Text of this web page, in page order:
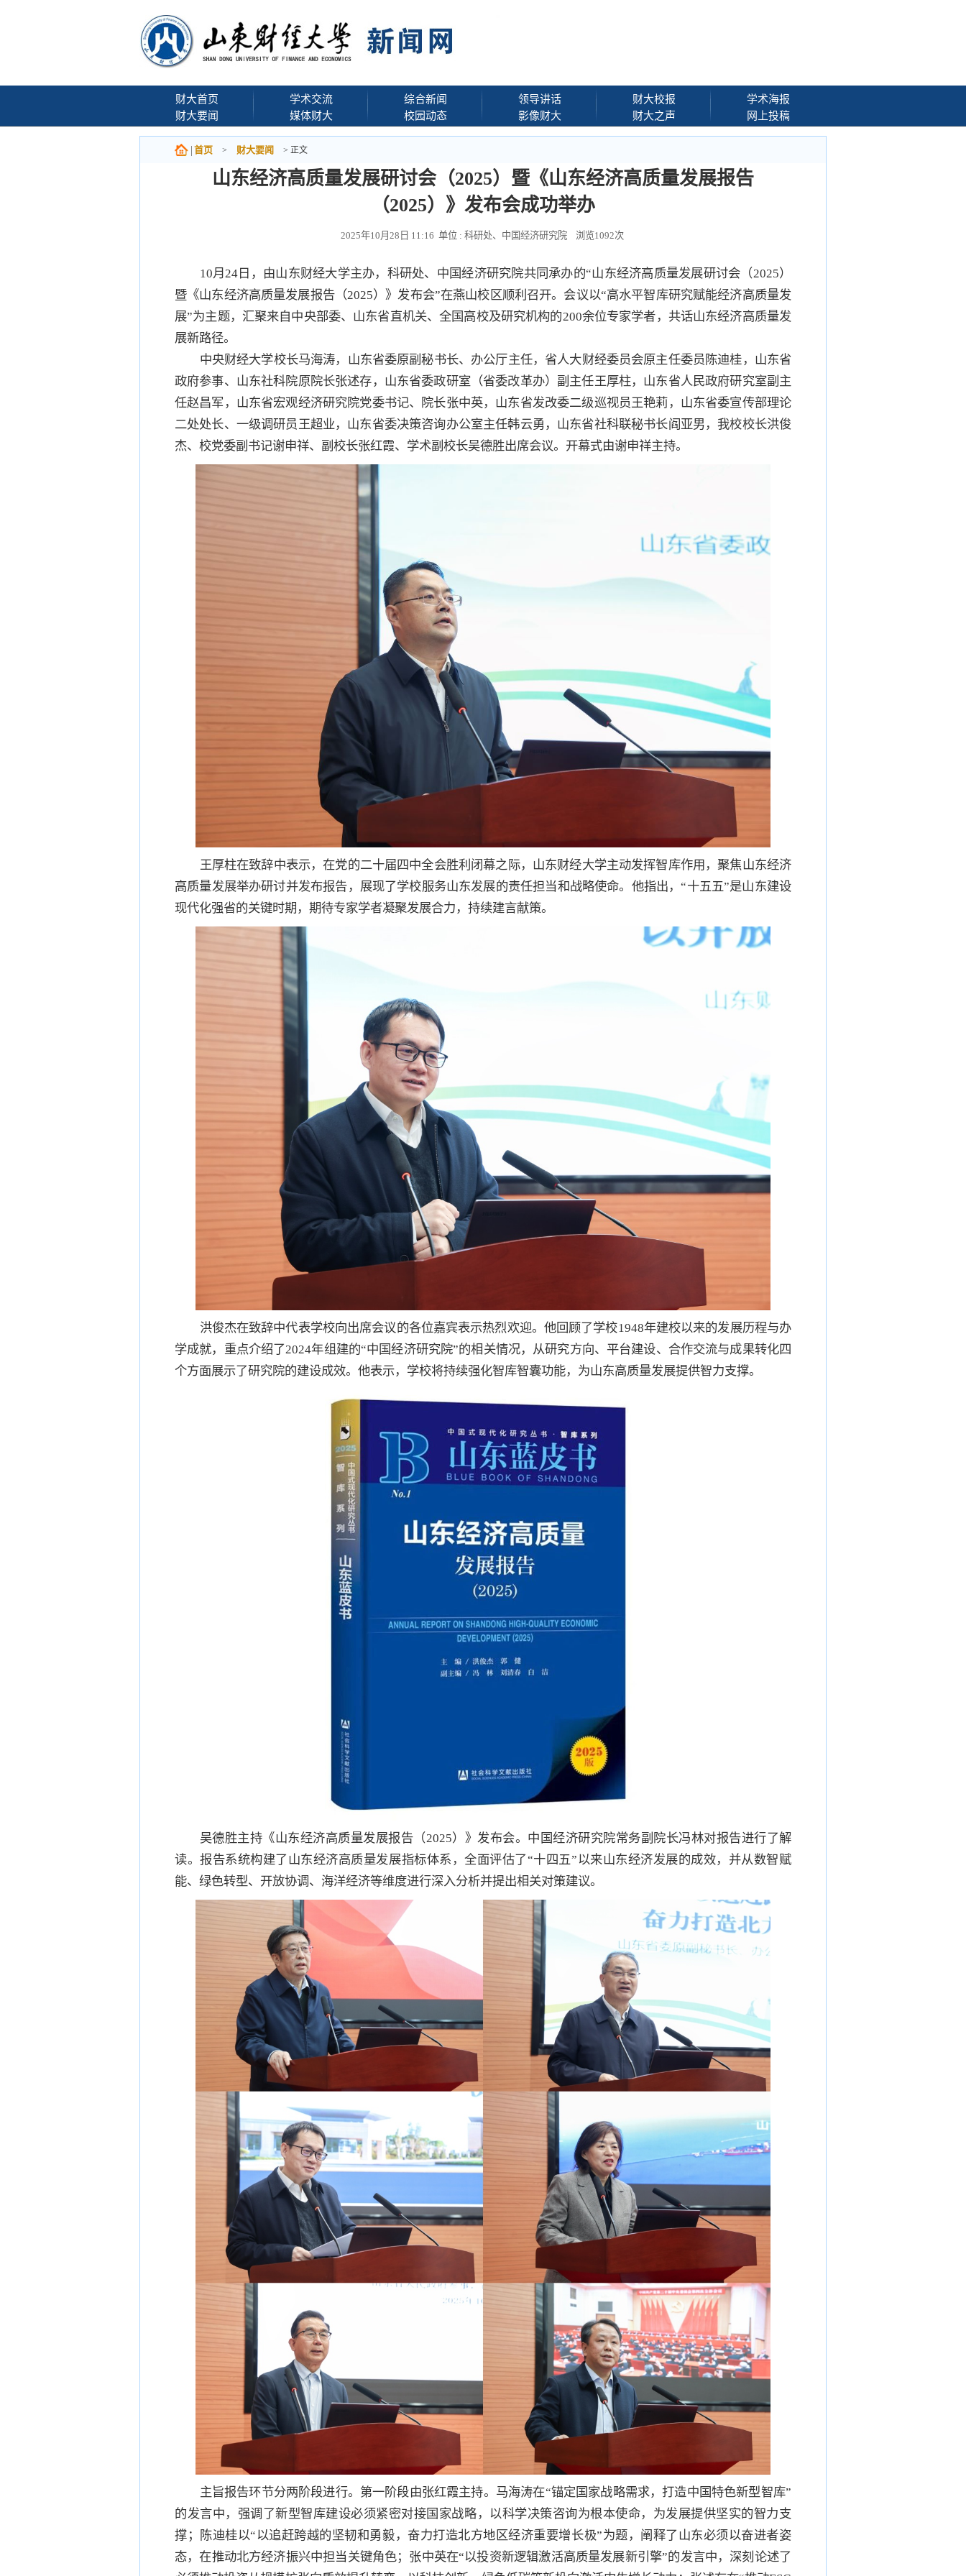
财大首页
财大要闻
学术交流
媒体财大
综合新闻
校园动态
领导讲话
影像财大
财大校报
财大之声
学术海报
网上投稿
首页 > 财大要闻 > 正文
山东经济高质量发展研讨会（2025）暨《山东经济高质量发展报告
（2025）》发布会成功举办
2025年10月28日 11:16 单位 : 科研处、中国经济研究院 浏览1092次
10月24日，由山东财经大学主办，科研处、中国经济研究院共同承办的“山东经济高质量发展研讨会（2025）
暨《山东经济高质量发展报告（2025）》发布会”在燕山校区顺利召开。会议以“高水平智库研究赋能经济高质量发
展”为主题，汇聚来自中央部委、山东省直机关、全国高校及研究机构的200余位专家学者，共话山东经济高质量发
展新路径。
中央财经大学校长马海涛，山东省委原副秘书长、办公厅主任，省人大财经委员会原主任委员陈迪桂，山东省
政府参事、山东社科院原院长张述存，山东省委政研室（省委改革办）副主任王厚柱，山东省人民政府研究室副主
任赵昌军，山东省宏观经济研究院党委书记、院长张中英，山东省发改委二级巡视员王艳莉，山东省委宣传部理论
二处处长、一级调研员王超业，山东省委决策咨询办公室主任韩云勇，山东省社科联秘书长阎亚男，我校校长洪俊
杰、校党委副书记谢申祥、副校长张红霞、学术副校长吴德胜出席会议。开幕式由谢申祥主持。
王厚柱在致辞中表示，在党的二十届四中全会胜利闭幕之际，山东财经大学主动发挥智库作用，聚焦山东经济
高质量发展举办研讨并发布报告，展现了学校服务山东发展的责任担当和战略使命。他指出，“十五五”是山东建设
现代化强省的关键时期，期待专家学者凝聚发展合力，持续建言献策。
洪俊杰在致辞中代表学校向出席会议的各位嘉宾表示热烈欢迎。他回顾了学校1948年建校以来的发展历程与办
学成就，重点介绍了2024年组建的“中国经济研究院”的相关情况，从研究方向、平台建设、合作交流与成果转化四
个方面展示了研究院的建设成效。他表示，学校将持续强化智库智囊功能，为山东高质量发展提供智力支撑。
吴德胜主持《山东经济高质量发展报告（2025）》发布会。中国经济研究院常务副院长冯林对报告进行了解
读。报告系统构建了山东经济高质量发展指标体系，全面评估了“十四五”以来山东经济发展的成效，并从数智赋
能、绿色转型、开放协调、海洋经济等维度进行深入分析并提出相关对策建议。
主旨报告环节分两阶段进行。第一阶段由张红霞主持。马海涛在“锚定国家战略需求，打造中国特色新型智库”
的发言中，强调了新型智库建设必须紧密对接国家战略，以科学决策咨询为根本使命，为发展提供坚实的智力支
撑；陈迪桂以“以追赶跨越的坚韧和勇毅，奋力打造北方地区经济重要增长极”为题，阐释了山东必须以奋进者姿
态，在推动北方经济振兴中担当关键角色；张中英在“以投资新逻辑激活高质量发展新引擎”的发言中，深刻论述了